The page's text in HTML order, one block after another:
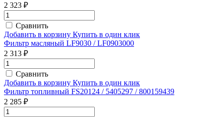
2 323 ₽
Сравнить
Добавить в корзину Купить в один клик
Фильтр масляный LF9030 / LF0903000
2 313 ₽
Сравнить
Добавить в корзину Купить в один клик
Фильтр топливный FS20124 / 5405297 / 800159439
2 285 ₽